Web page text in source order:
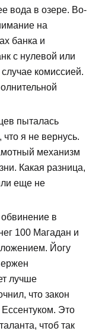
вода в озере. Во-
на
банка и
с нулевой или
комиссией.
пыталась
я не вернусь.
механизм
Какая разница,
еще не
в
100 Магадан и
Йогу
лучше
что закон
Это
чтоб так